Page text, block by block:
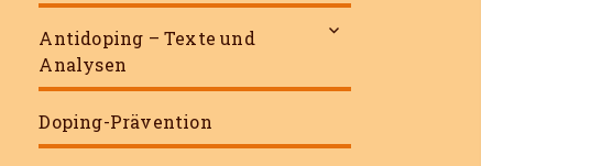
Antidoping – Texte und
Analysen
untermenü
Doping-Prävention